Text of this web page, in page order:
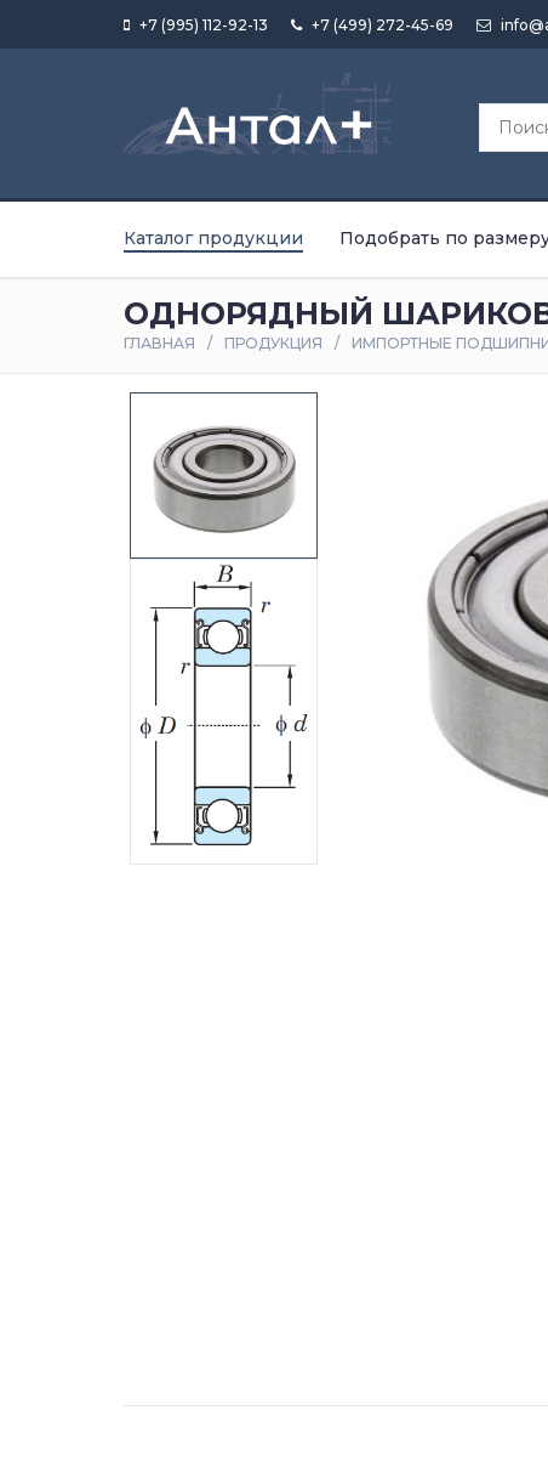
+7 (995) 112-92-13 +7 (499) 272-45-69
Каталог продукции Подобрать по
ОДНОРЯДНЫЙ
ГЛАВНАЯ ПРОДУКЦИЯ ИМПОРТНЫЕ